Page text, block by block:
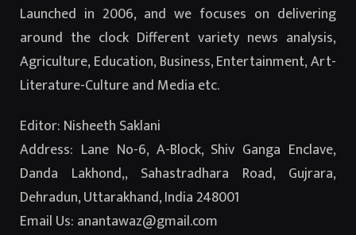
Launched in 2006, and we focuses on delivering
around the clock Different variety news analysis,
Agriculture, Education, Business, Entertainment, Art-
Literature-Culture and Media etc.
Editor: Nisheeth Saklani
Address: Lane No-6, A-Block, Shiv Ganga Enclave,
Danda Lakhond,, Sahastradhara Road, Gujrara,
Dehradun, Uttarakhand, India 248001
Email Us: anantawaz@gmail.com